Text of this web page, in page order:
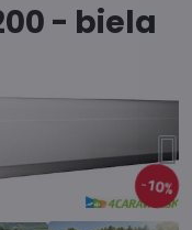
10%
- biela